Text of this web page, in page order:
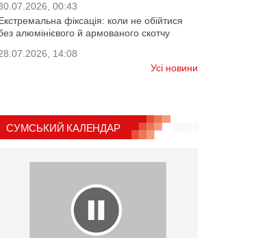
00:43
фіксація: коли не обійтися
алюмінієвого й армованого скотчу
14:08
Усі новини
СУМСЬКИЙ КАЛЕНДАР